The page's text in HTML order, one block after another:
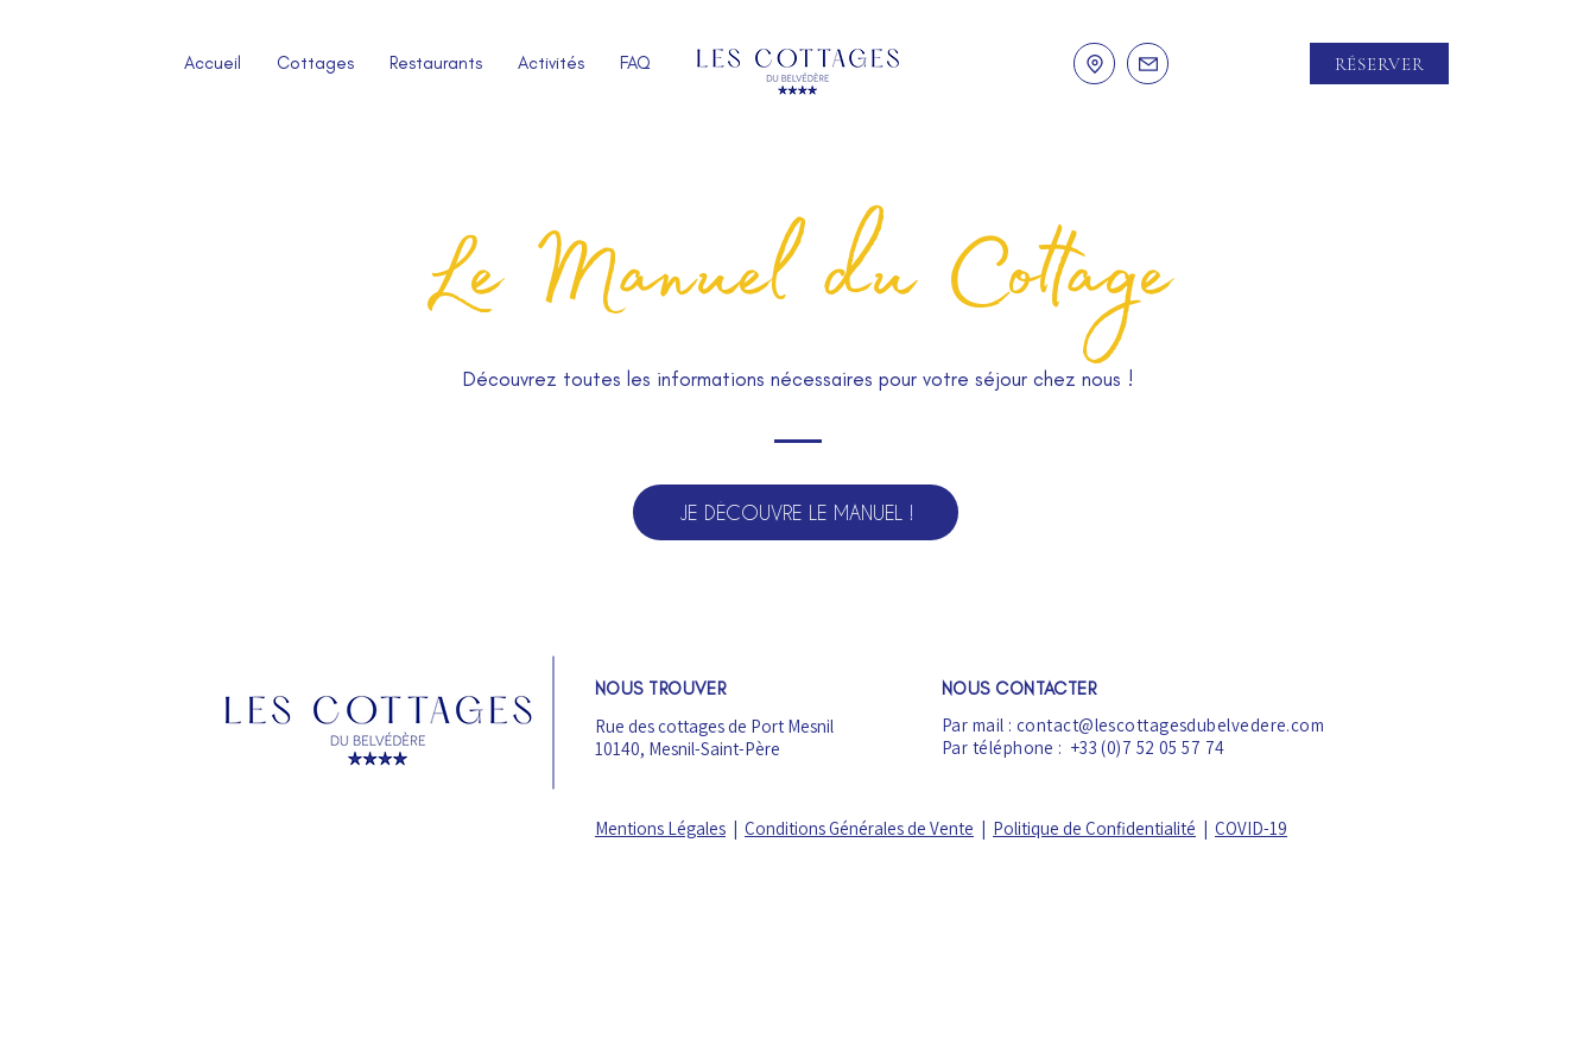
Accueil Cottages Restaurants Activités FAQ RÉSERVER
Le Manuel du Cottage
Découvrez toutes les informations nécessaires pour votre séjour chez nous !
JE DÉCOUVRE LE MANUEL !
NOUS TROUVER
Rue des cottages de Port Mesnil
10140, Mesnil-Saint-Père
NOUS CONTACTER
Par mail : contact@lescottagesdubelvedere.com
Par téléphone : +33 (0)7 52 05 57 74
Mentions Légales | Conditions Générales de Vente | Politique de Confidentialité | COVID-19